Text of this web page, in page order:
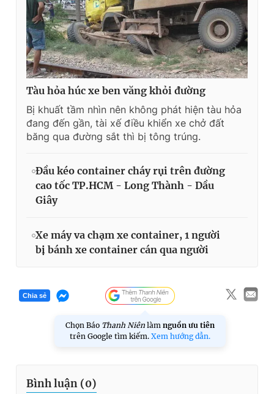
Tàu hỏa húc xe ben văng khỏi đường
Bị khuất tầm nhìn nên không phát hiện tàu hỏa
đang đến gần, tài xế điều khiển xe chở đất
băng qua đường sắt thì bị tông trúng.
Đầu kéo container cháy rụi trên đường
cao tốc TP.HCM - Long Thành - Dầu
Giây
Xe máy va chạm xe container, 1 người
bị bánh xe container cán qua người
Chia sẻ
Chọn Báo Thanh Niên làm nguồn ưu tiên
trên Google tìm kiếm. Xem hướng dẫn.
Bình luận (0)